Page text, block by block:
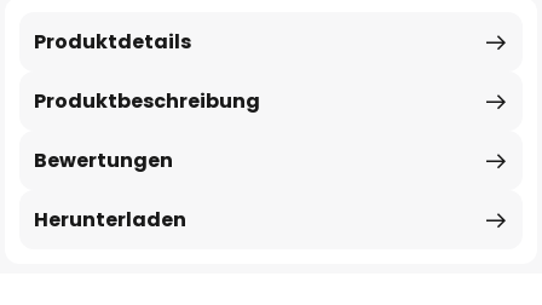
Produktbeschreibung
Produktdetails
Bewertungen
Herunterladen